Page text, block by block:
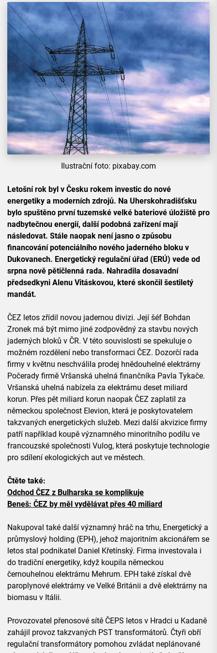
Ilustrační foto: pixabay.com
Letošní rok byl v Česku rokem investic do nové
energetiky a moderních zdrojů. Na Uherskohradišťsku
bylo spuštěno první tuzemské velké bateriové úložiště pro
nadbytečnou energií, další podobná zařízení mají
následovat. Stále naopak není jasno o způsobu
financování potenciálního nového jaderného bloku v
Dukovanech. Energetický regulační úřad (ERÚ) vede od
srpna nově pětičlenná rada. Nahradila dosavadní
předsedkyni Alenu Vitáskovou, které skončil šestiletý
mandát.
ČEZ letos zřídil novou jadernou divizi. Její šéf Bohdan
Zronek má být mimo jiné zodpovědný za stavbu nových
jaderných bloků v ČR. V této souvislosti se spekuluje o
možném rozdělení nebo transformaci ČEZ. Dozorčí rada
firmy v květnu neschválila prodej hnědouhelné elektrárny
Počerady firmě Vršanská uhelná finančníka Pavla Tykače.
Vršanská uhelná nabízela za elektrárnu deset miliard
korun. Přes pět miliard korun naopak ČEZ zaplatil za
německou společnost Elevion, která je poskytovatelem
takzvaných energetických služeb. Mezi další akvizice firmy
patří například koupě významného minoritního podílu ve
francouzské společnosti Vulog, která poskytuje technologie
pro sdílení ekologických aut ve městech.
Čtěte také:
Odchod ČEZ z Bulharska se komplikuje
Beneš: ČEZ by měl vydělávat přes 40 miliard
Nakupoval také další významný hráč na trhu, Energetický a
průmyslový holding (EPH), jehož majoritním akcionářem se
letos stal podnikatel Daniel Křetínský. Firma investovala i
do tradiční energetiky, když koupila německou
černouhelnou elektrárnu Mehrum. EPH také získal dvě
paroplynové elektrárny ve Velké Británii a dvě elektrárny na
biomasu v Itálii.
Provozovatel přenosové sítě ČEPS letos v Hradci u Kadaně
zahájil provoz takzvaných PST transformátorů. Čtyři obří
regulační transformátory pomohou zvládat neplánované